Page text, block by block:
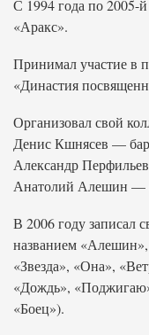
С 1994 года по 2005-
«Аракс».
Принимал участие в
«Династия
Организовал свой
Денис Кшнясев —
Александр
Анатолий Алешин —
В 2006 году записал
названием
«Звезда», «Она»,
«Дождь»,
«Боец»).